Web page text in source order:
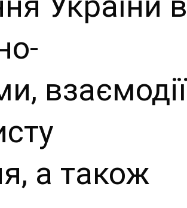
взаємодії
а також